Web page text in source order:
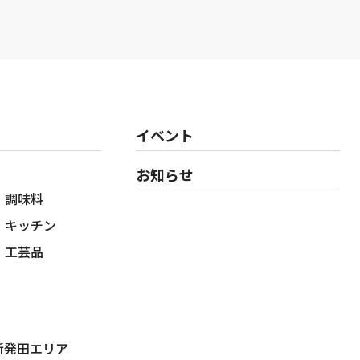
調味料
キッチン
工芸品
田エリア
イベント
お知らせ